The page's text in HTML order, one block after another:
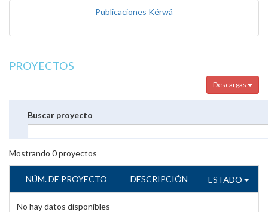
Publicaciones Kérwá
PROYECTOS
Descargas
Buscar proyecto
Mostrando 0proyectos
NÚM. DE PROYECTO DESCRIPCIÓN ESTADO
No hay datos disponibles